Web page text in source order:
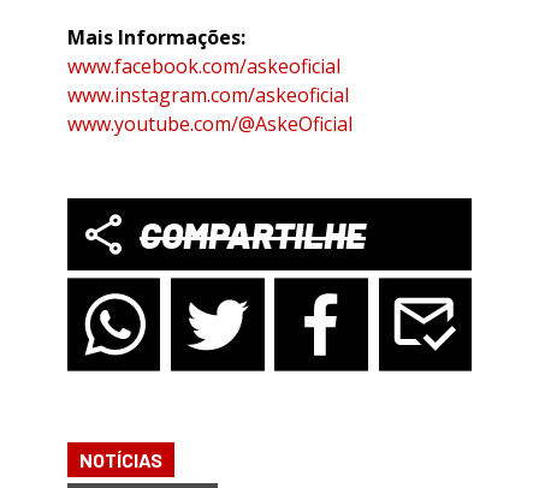
Mais Informações:
www.facebook.com/askeoficial
www.instagram.com/askeoficial
www.youtube.com/@AskeOficial
COMPARTILHE
NOTÍCIAS